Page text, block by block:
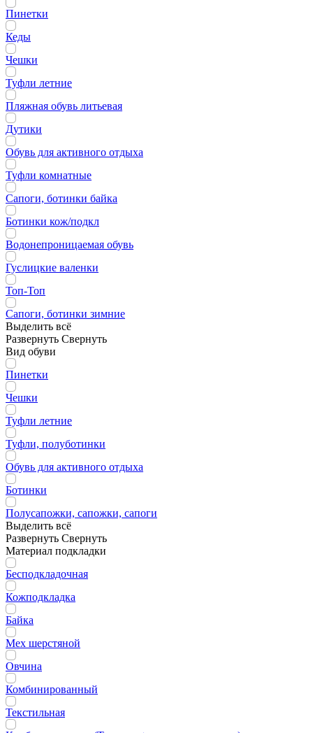
Пинетки
Кеды
Чешки
Туфли летние
Пляжная обувь литьевая
Дутики
Обувь для активного отдыха
Туфли комнатные
Сапоги, ботинки байка
Ботинки кож/подкл
Водонепроницаемая обувь
Гуслицкие валенки
Топ-Топ
Сапоги, ботинки зимние
Выделить всё
Развернуть Свернуть
Вид обуви
Пинетки
Чешки
Туфли летние
Туфли, полуботинки
Обувь для активного отдыха
Ботинки
Полусапожки, сапожки, сапоги
Выделить всё
Развернуть Свернуть
Материал подкладки
Бесподкладочная
Кожподкладка
Байка
Мех шерстяной
Овчина
Комбинированный
Текстильная